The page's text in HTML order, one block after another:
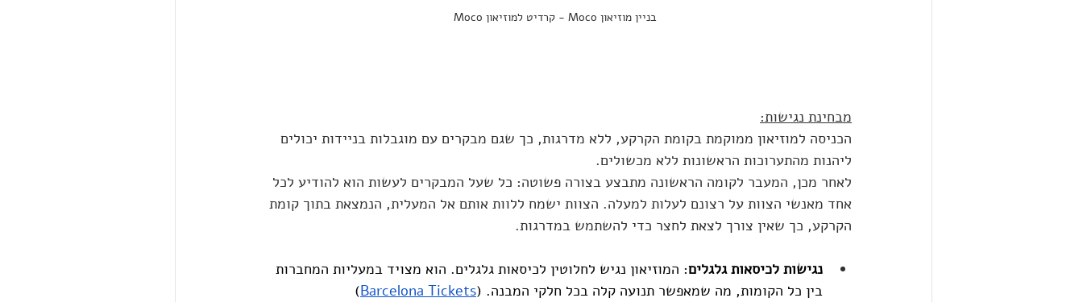
בניין מוזיאון Moco - קרדיט למוזיאון Moco
מבחינת נגישות:
הכניסה למוזיאון ממוקמת בקומת הקרקע, ללא מדרגות, כך שגם מבקרים עם מוגבלות בניידות יכולים
ליהנות מהתערוכות הראשונות ללא מכשולים.
לאחר מכן, המעבר לקומה הראשונה מתבצע בצורה פשוטה: כל שעל המבקרים לעשות הוא להודיע לכל
אחד מאנשי הצוות על רצונם לעלות למעלה. הצוות ישמח ללוות אותם אל המעלית, הנמצאת בתוך קומת
הקרקע, כך שאין צורך לצאת לחצר כדי להשתמש במדרגות.
נגישות לכיסאות גלגלים: המוזיאון נגיש לחלוטין לכיסאות גלגלים. הוא מצויד במעליות המחברות
בין כל הקומות, מה שמאפשר תנועה קלה בכל חלקי המבנה. (Barcelona Tickets
)